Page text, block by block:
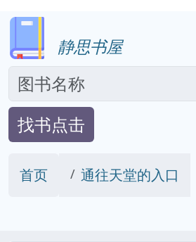
静思书屋
找书点击
首页 通往天堂的入口